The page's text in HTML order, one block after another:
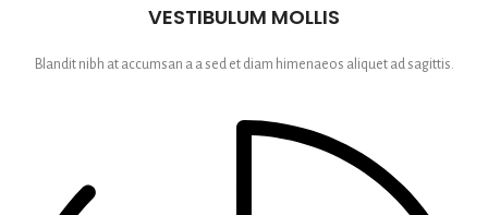
VESTIBULUM MOLLIS
Blandit nibh at accumsan a a sed et diam himenaeos aliquet ad sagittis.